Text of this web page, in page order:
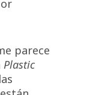
parece
Plastic